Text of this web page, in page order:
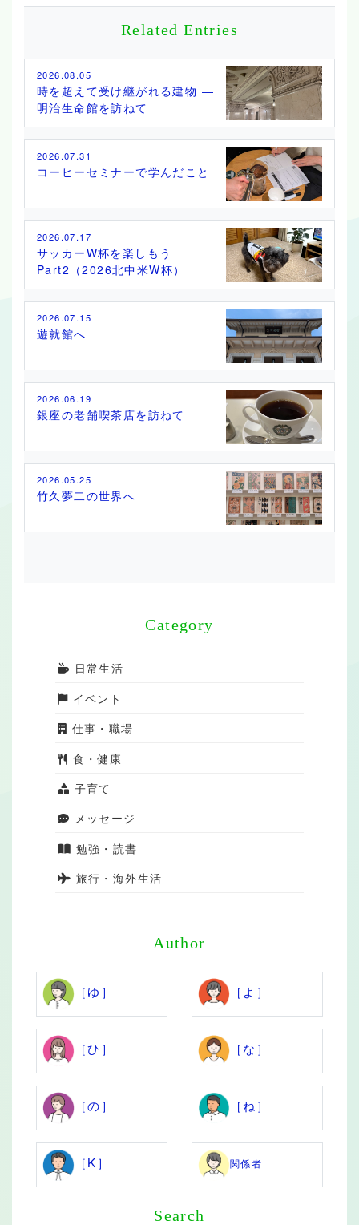
Related Entries
2026.08.05
時を超えて受け継がれる建物 ―
明治生命館を訪ねて
2026.07.31
コーヒーセミナーで学んだこと
2026.07.17
サッカーW杯を楽しもう
Part2（2026北中米W杯）
2026.07.15
遊就館へ
2026.06.19
銀座の老舗喫茶店を訪ねて
2026.05.25
竹久夢二の世界へ
Category
日常生活
イベント
仕事・職場
食・健康
子育て
メッセージ
勉強・読書
旅行・海外生活
Author
［ゆ］ ［よ］
［ひ］ ［な］
［の］ ［ね］
［K］ 関係者
Search